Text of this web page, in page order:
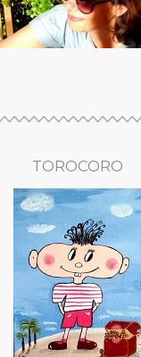
TOROCORO